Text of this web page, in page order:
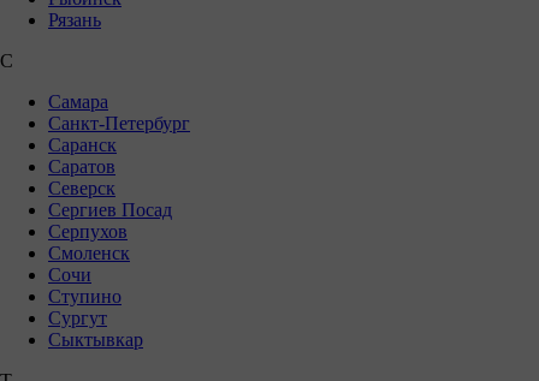
Рязань
С
Самара
Санкт-Петербург
Саранск
Саратов
Северск
Сергиев Посад
Серпухов
Смоленск
Сочи
Ступино
Сургут
Сыктывкар